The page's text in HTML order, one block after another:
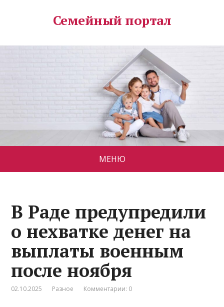
Семейный портал
МЕНЮ
В Раде предупредили
о нехватке денег на
выплаты военным
после ноября
02.10.2025 Разное Комментарии: 0